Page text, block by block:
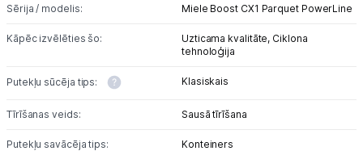
Sērija / modelis: Miele Boost CX1 Parquet PowerLine
Kāpēc izvēlēties šo: Uzticama kvalitāte, Ciklona
tehnoloģija
Putekļu sūcēja tips: Klasiskais
Tīrīšanas veids: Sausā tīrīšana
Putekļu savācēja tips: Konteiners